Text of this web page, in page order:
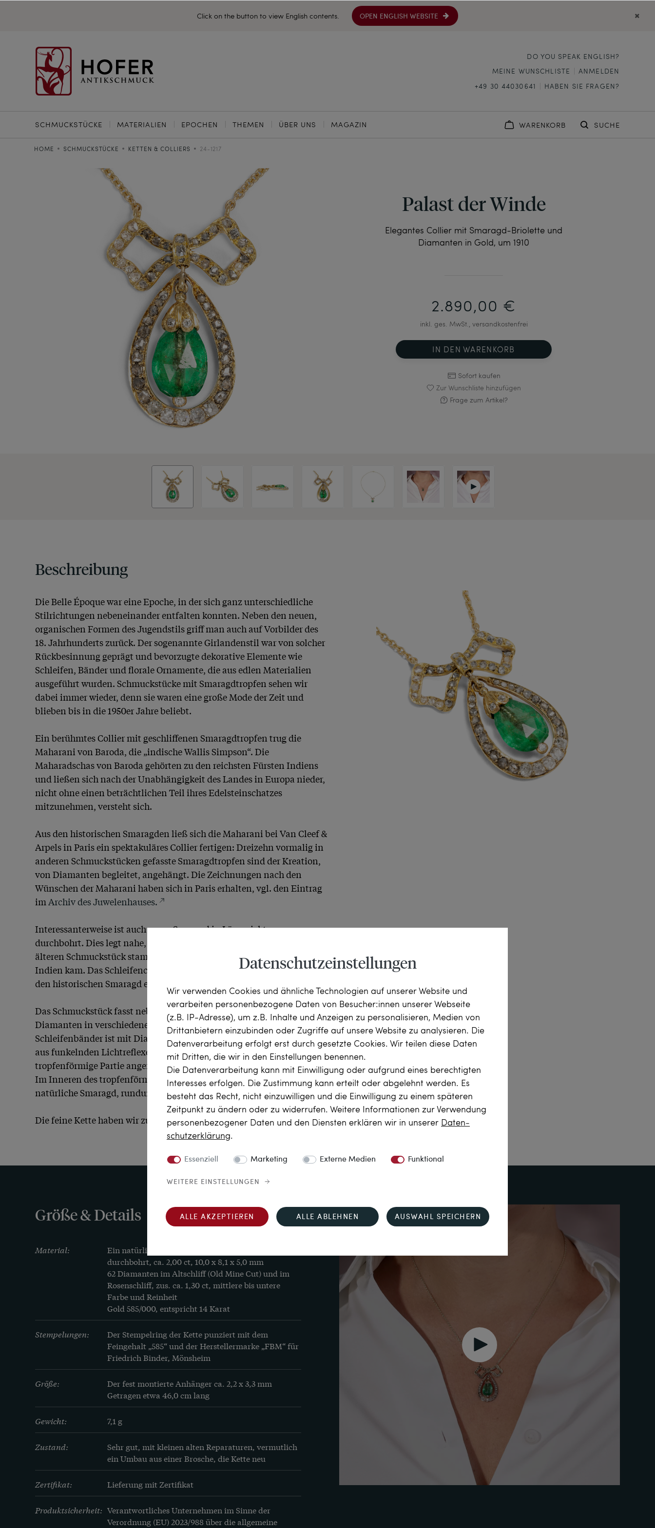
Click on the button to view English contents. OPEN ENGLISH WEBSITE
DO YOU SPEAK ENGLISH?
MEINE WUNSCHLISTE
ANMELDEN
+49 30 44030641
HABEN SIE FRAGEN?
SCHMUCKSTÜCKE MATERIALIEN EPOCHEN THEMEN ÜBER UNS MAGAZIN WARENKORB SUCHE
HOME SCHMUCKSTÜCKE KETTEN & COLLIERS 24-1217
Palast der Winde
Elegantes Collier mit Smaragd-Briolette und
Diamanten in Gold, um 1910
2.890,00 €
inkl. ges. MwSt., versandkostenfrei
IN DEN WARENKORB
Sofort kaufen
Zur Wunschliste hinzufügen
Frage zum Artikel?
Beschreibung
Die Belle Époque war eine Epoche, in der sich ganz unterschiedliche
Stilrichtungen nebeneinander entfalten konnten. Neben den neuen,
organischen Formen des Jugendstils griff man auch auf Vorbilder des
18. Jahrhunderts zurück. Der sogenannte Girlandenstil war von solcher
Rückbesinnung geprägt und bevorzugte dekorative Elemente wie
Schleifen, Bänder und florale Ornamente, die aus edlen Materialien
ausgeführt wurden. Schmuckstücke mit Smaragdtropfen sehen wir
dabei immer wieder, denn sie waren eine große Mode der Zeit und
blieben bis in die 1950er Jahre beliebt.
Ein berühmtes Collier mit geschliffenen Smaragdtropfen trug die
Maharani von Baroda, die „indische Wallis Simpson“. Die
Maharadschas von Baroda gehörten zu den reichsten Fürsten Indiens
und ließen sich nach der Unabhängigkeit des Landes in Europa nieder,
nicht ohne einen beträchtlichen Teil ihres Edelsteinschatzes
mitzunehmen, versteht sich.
Aus den historischen Smaragden ließ sich die Maharani bei Van Cleef &
Arpels in Paris ein spektakuläres Collier fertigen: Dreizehn vormalig in
anderen Schmuckstücken gefasste Smaragdtropfen sind der Kreation,
von Diamanten begleitet, angehängt. Die Zeichnungen nach den
Wünschen der Maharani haben sich in Paris erhalten, vgl. den Eintrag
im Archiv des Juwelenhauses.
Interessanterweise ist auch unser Smaragd in Längsrichtung
durchbohrt. Dies legt nahe, dass auch dieser Smaragd aus einem bereits
älteren Schmuckstück stammt und möglicherweise ebenfalls aus
Indien kam. Das Schleifencollier ist daher vermutlich als Rahmung für
den historischen Smaragd entworfen worden.
Das Schmuckstück fasst neben dem grünen Edelstein etwa 1,30 ct
Diamanten in verschiedenen Schliffen. Die Oberfläche der
Schleifenbänder ist mit Diamanten besetzt, die ein lebendiges Spiel
aus funkelnden Lichtreflexen erzeugen. Der Schleife ist eine
tropfenförmige Partie angefügt, ebenfalls mit Diamanten ausgefasst.
Im Inneren des tropfenförmigen Anhängers schwingt der große
natürliche Smaragd, rundum facettiert und als Briolette geschliffen.
Die feine Kette haben wir zu dem Anhänger ergänzt.
Größe & Details
Material:
Ein natürlicher Smaragd im Brioletteschliff,
durchbohrt, ca. 2,00 ct, 10,0 x 8,1 x 5,0 mm
62 Diamanten im Altschliff (Old Mine Cut) und im
Rosenschliff, zus. ca. 1,30 ct, mittlere bis untere
Farbe und Reinheit
Gold 585/000, entspricht 14 Karat
Stempelungen:
Der Stempelring der Kette punziert mit dem
Feingehalt „585“ und der Herstellermarke „FBM“ für
Friedrich Binder, Mönsheim
Größe:
Der fest montierte Anhänger ca. 2,2 x 3,3 mm
Getragen etwa 46,0 cm lang
Gewicht: 7,1 g
Zustand:
Sehr gut, mit kleinen alten Reparaturen, vermutlich
ein Umbau aus einer Brosche, die Kette neu
Zertifikat: Lieferung mit Zertifikat
Produktsicherheit: Verantwortliches Unternehmen im Sinne der
Verordnung (EU) 2023/988 über die allgemeine
Datenschutzeinstellungen
Wir verwenden Cookies und ähnliche Technologien auf unserer Website und
verarbeiten personenbezogene Daten von Besucher:innen unserer Webseite
(z.B. IP-Adresse), um z.B. Inhalte und Anzeigen zu personalisieren, Medien von
Drittanbietern einzubinden oder Zugriffe auf unsere Website zu analysieren. Die
Datenverarbeitung erfolgt erst durch gesetzte Cookies. Wir teilen diese Daten
mit Dritten, die wir in den Einstellungen benennen.
Die Datenverarbeitung kann mit Einwilligung oder aufgrund eines berechtigten
Interesses erfolgen. Die Zustimmung kann erteilt oder abgelehnt werden. Es
besteht das Recht, nicht einzuwilligen und die Einwilligung zu einem späteren
Zeitpunkt zu ändern oder zu widerrufen. Weitere Informationen zur Verwendung
personenbezogener Daten und den Diensten erklären wir in unserer Daten­
schutz­erklärung.
Essenziell Marketing Externe Medien Funktional
WEITERE EINSTELLUNGEN
ALLE AKZEPTIEREN ALLE ABLEHNEN AUSWAHL SPEICHERN